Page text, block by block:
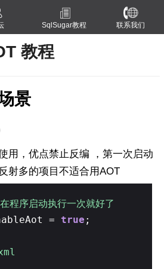
SqlSugar教程 联系我们
教程
景
用，优点禁止反编 ，第一次启动
射多的项目不适合用AOT
程序启动执行一次就好了
= true ;